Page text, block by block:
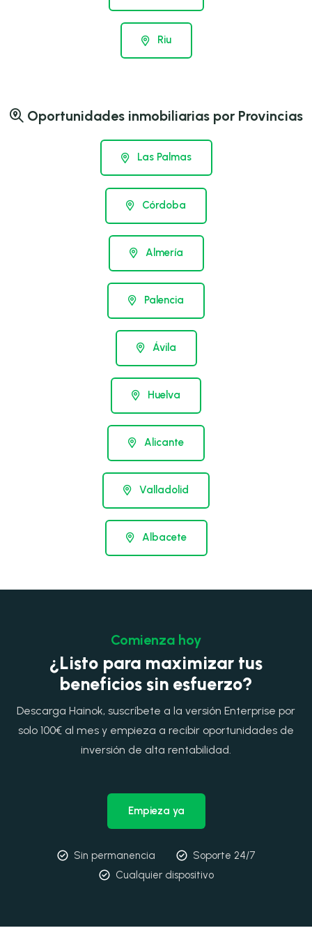
Riu
Oportunidades inmobiliarias por Provincias
Las Palmas
Córdoba
Almería
Palencia
Ávila
Huelva
Alicante
Valladolid
Albacete
Comienza hoy
¿Listo para maximizar tus
beneficios sin esfuerzo?
Descarga Hainok, suscríbete a la versión Enterprise por
solo 100€ al mes y empieza a recibir oportunidades de
inversión de alta rentabilidad.
Empieza ya
Sin permanencia
Soporte 24/7
Cualquier dispositivo